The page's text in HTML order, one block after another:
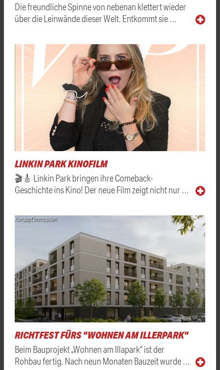
Die freundliche Spinne von nebenan klettert wieder
über die Leinwände dieser Welt. Entkommt sie …
LINKIN PARK KINOFILM
🎬🎸 Linkin Park bringen ihre Comeback-
Geschichte ins Kino! Der neue Film zeigt nicht nur …
Konzept Immobilien
RICHTFEST FÜRS "WOHNEN AM ILLERPARK"
Beim Bauprojekt „Wohnen am Illapark“ ist der
Rohbau fertig. Nach neun Monaten Bauzeit wurde …